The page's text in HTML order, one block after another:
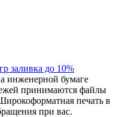
заливка до 10%
инженерной бумаге
принимаются файлы
печать в
при вас.